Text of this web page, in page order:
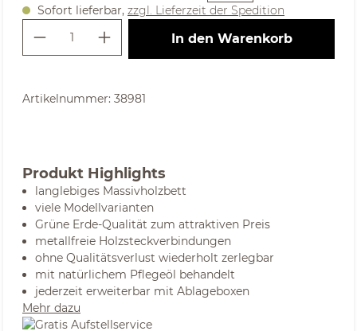
Sofort lieferbar, zzgl. Lieferzeit der Spedition
Produkt Anzahl: Gib den
In den Warenkorb
Artikelnummer: 38981
Produkt Highlights
langlebiges Massivholzbett
viele Modellvarianten
Grüne Erde-Qualität zum attraktiven Preis
metallfreie Holzsteckverbindungen
ohne Qualitätsverlust wiederholt zerlegbar
mit natürlichem Pflegeöl behandelt
jederzeit erweiterbar mit Ablageboxen
Mehr dazu